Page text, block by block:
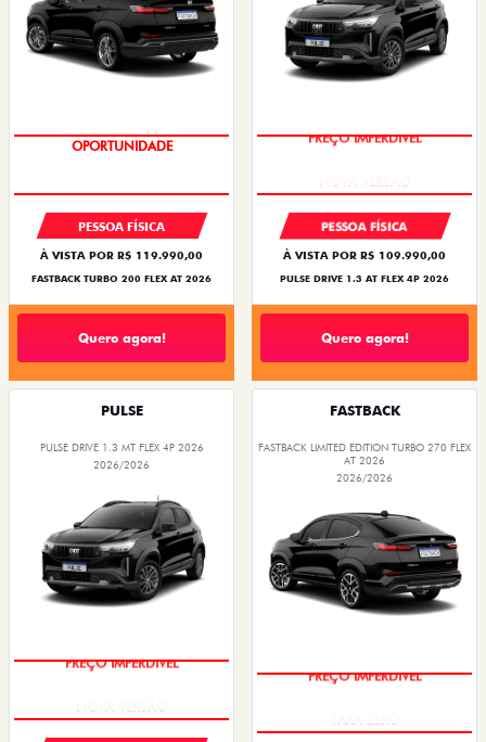
OPORTUNIDADE
PESSOA FÍSICA
À VISTA POR R$ 119.990,00
FASTBACK TURBO 200 FLEX AT 2026
Quero agora!
PREÇO IMPERDÍVEL
PESSOA FÍSICA
À VISTA POR R$ 109.990,00
PULSE DRIVE 1.3 AT FLEX 4P 2026
Quero agora!
PULSE
PULSE DRIVE 1.3 MT FLEX 4P 2026
2026/2026
PREÇO IMPERDÍVEL
FASTBACK
FASTBACK LIMITED EDITION TURBO 270 FLEX
AT 2026
2026/2026
PREÇO IMPERDÍVEL